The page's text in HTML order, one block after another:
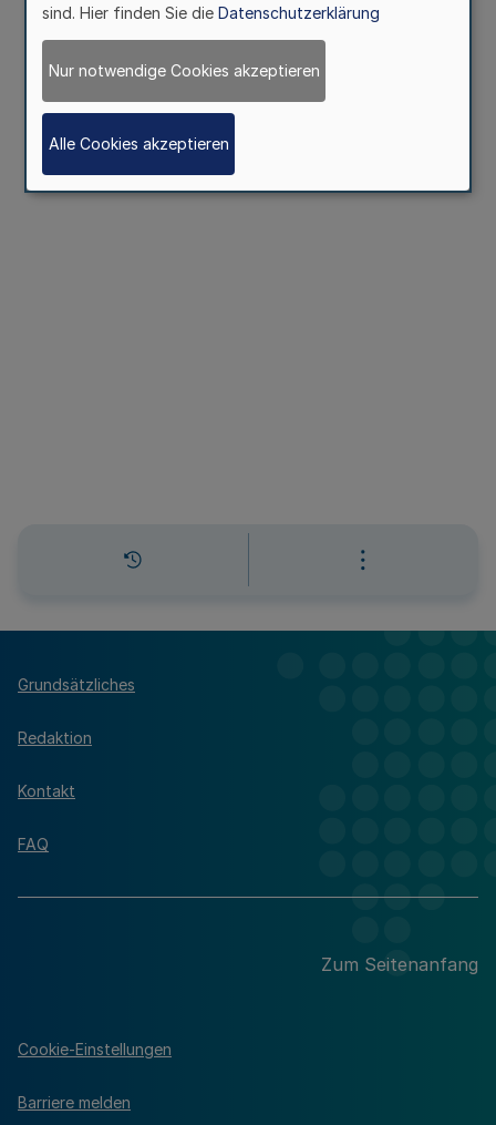
Grundsätzliches
Redaktion
Kontakt
FAQ
Zum Seitenanfang
Cookie-Einstellungen
Barriere melden
sind. Hier finden Sie die Datenschutzerklärung
Nur notwendige Cookies akzeptieren
Alle Cookies akzeptieren